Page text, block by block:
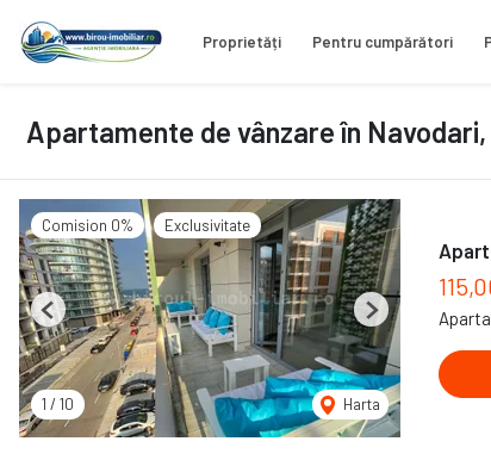
Proprietăți Pentru cumpărători
Apartamente de vânzare în
Comision 0% Exclusivitate
1 / 10 Harta
Previous Next